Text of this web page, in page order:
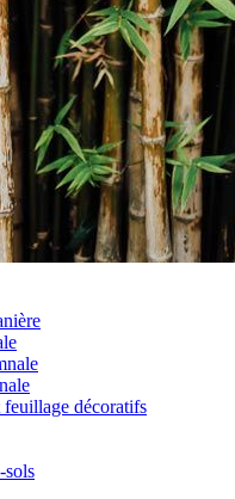
décoratifs
sols